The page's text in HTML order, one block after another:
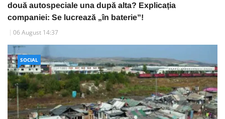
două autospeciale una după alta? Explicația
companiei: Se lucrează „în baterie”!
06 August 14:37
SOCIAL